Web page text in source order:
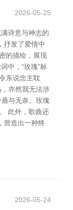
2026-05-25
诗意与神志的
抒发了爱情中
的描绘，展现
中，“玫瑰”标
东说念主耽
亦然我无法涉
与无奈。玫瑰
此外，歌曲还
营造出一种终
2026-05-24